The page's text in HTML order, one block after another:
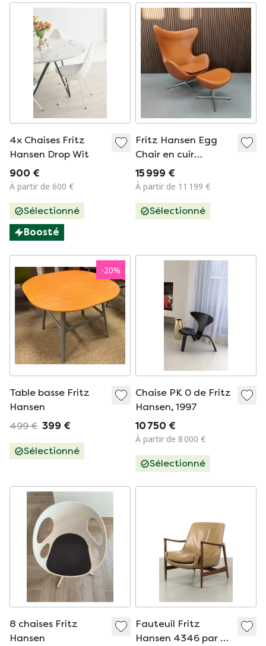
4x Chaises Fritz
Hansen Drop Wit
900 €
À partir de 600 €
Sélectionné
Boosté
Fritz Hansen Egg
Chair en cuir
Cognac avec
Ottoman
15 999 €
À partir de 11 199 €
Sélectionné
-20%
Table basse Fritz
Hansen
499 € 399 €
Sélectionné
Chaise PK 0 de Fritz
Hansen, 1997
10 750 €
À partir de 8 000 €
Sélectionné
8 chaises Fritz
Hansen
Fauteuil Fritz
Hansen 4346 par LB